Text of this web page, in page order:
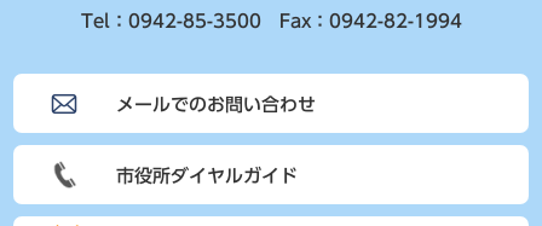
Tel：0942-85-3500 Fax：0942-82-1994
メールでのお問い合わせ
市役所ダイヤルガイド